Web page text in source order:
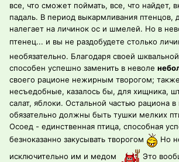
все, что сможет поймать, все, что найдет,
падаль. В период выкармливания птенцов,
налегает на личинок ос и шмелей. Но в
птенец... и вы не раздобудете столько
необязательно. Благодаря своей
способен успешно заменить в неволе
своего рационе нежирным творогом;
несъедобные, казалось бы, для хищника,
салат, яблоки. Остальной частью рациона в
обязательно должны быть тушки мелких
Осоед - единственная птица, способная
безноказанно закусывать творогом
Но
исключительно им и медом
Это